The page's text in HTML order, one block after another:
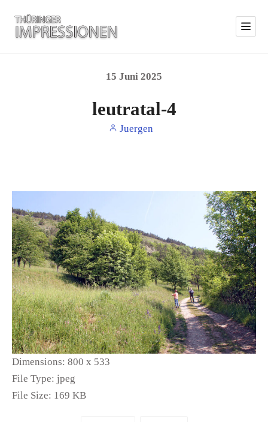
15 Juni 2025
leutratal-4
Juergen
Dimensions: 800 x 533
File Type: jpeg
File Size: 169 KB